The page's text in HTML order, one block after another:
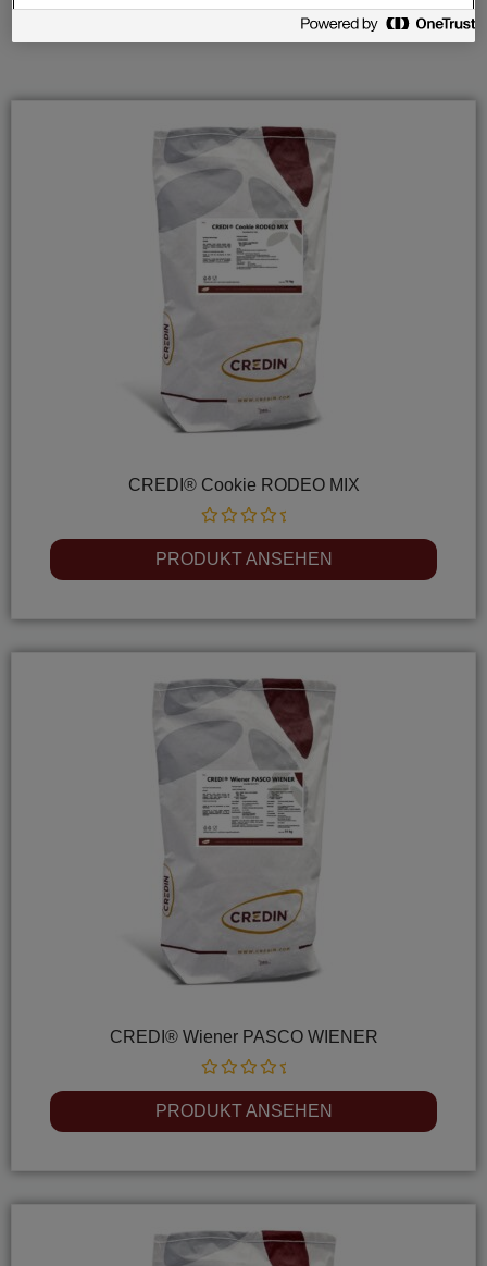
Empfohlene Produkte
CREDI® Cookie RODEO MIX
Rated
0
out
of
PRODUKT ANSEHEN
CREDI® Wiener PASCO WIENER
Rated
0
out
of
PRODUKT ANSEHEN